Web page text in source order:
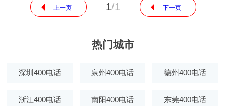
上一页 1/1 下一页
热门城市
深圳400电话 泉州400电话 德州400电话
浙江400电话 南阳400电话 东莞400电话